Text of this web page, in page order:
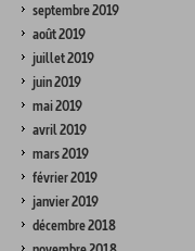
septembre 2019
août 2019
juillet 2019
juin 2019
mai 2019
avril 2019
mars 2019
février 2019
janvier 2019
décembre 2018